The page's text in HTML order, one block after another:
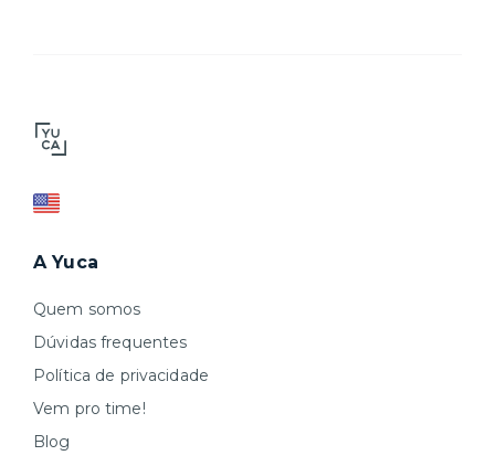
A Yuca
Quem somos
Dúvidas frequentes
Política de privacidade
Vem pro time!
Blog